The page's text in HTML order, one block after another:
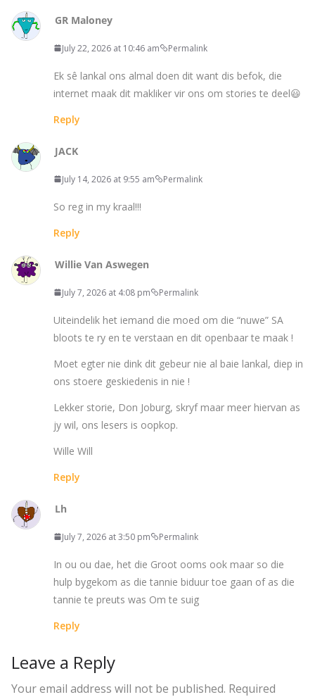
GR Maloney
July 22, 2026 at 10:46 am Permalink
Ek sê lankal ons almal doen dit want dis befok, die
internet maak dit makliker vir ons om stories te deel😃
Reply
JACK
July 14, 2026 at 9:55 am Permalink
So reg in my kraal!!!
Reply
Willie Van Aswegen
July 7, 2026 at 4:08 pm Permalink
Uiteindelik het iemand die moed om die “nuwe” SA
bloots te ry en te verstaan en dit openbaar te maak !
Moet egter nie dink dit gebeur nie al baie lankal, diep in
ons stoere geskiedenis in nie !
Lekker storie, Don Joburg, skryf maar meer hiervan as
jy wil, ons lesers is oopkop.
Wille Will
Reply
Lh
July 7, 2026 at 3:50 pm Permalink
In ou ou dae, het die Groot ooms ook maar so die
hulp bygekom as die tannie biduur toe gaan of as die
tannie te preuts was Om te suig
Reply
Leave a Reply
Your email address will not be published. Required